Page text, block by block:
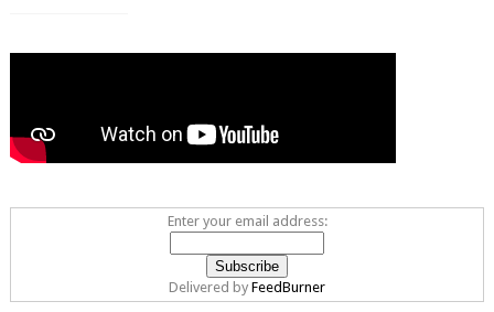
Enter your email address:
Delivered by FeedBurner